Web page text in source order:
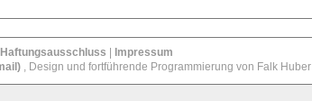
Haftungsausschluss | Impressum
, Design und fortführende Programmierung von Falk Huber